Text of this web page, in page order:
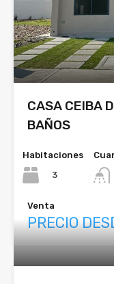
CASA CEIBA
BAÑOS
Habitaciones
3
Venta
PRECIO